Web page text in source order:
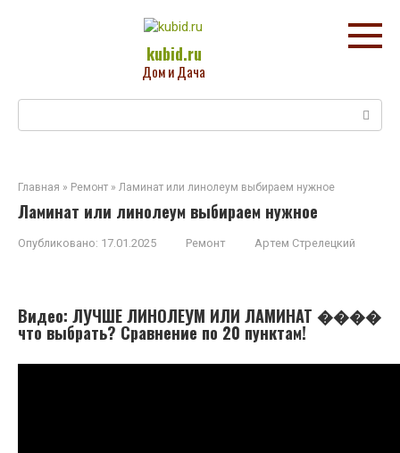
kubid.ru
Дом и Дача
Главная » Ремонт » Ламинат или линолеум выбираем нужное
Ламинат или линолеум выбираем нужное
Опубликовано: 17.01.2025 Ремонт Артем Стрелецкий
Видео: ЛУЧШЕ ЛИНОЛЕУМ ИЛИ ЛАМИНАТ ����
что выбрать? Сравнение по 20 пунктам!